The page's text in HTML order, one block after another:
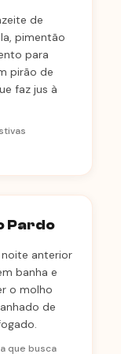
de
pimentão
para
pirão de
faz jus à
Pardo
anterior
banha e
o molho
de
que busca